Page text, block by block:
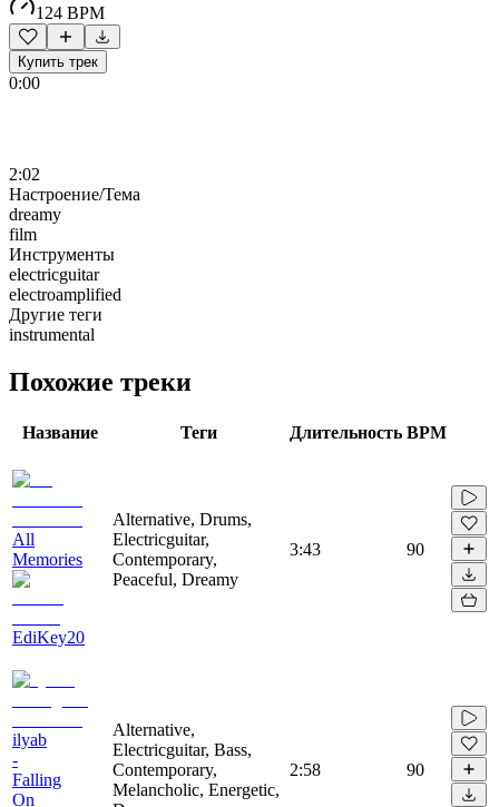
124 BPM
Купить трек
0:00
2:02
Настроение/Тема
dreamy
film
Инструменты
electricguitar
electroamplified
Другие теги
instrumental
Похожие треки
Название Теги Длительность BPM
All
Memories
EdiKey20
Alternative, Drums,
Electricguitar,
Contemporary,
Peaceful, Dreamy
3:43 90
ilyab
-
Falling
On
Alternative,
Electricguitar, Bass,
Contemporary,
Melancholic, Energetic,
2:58 90